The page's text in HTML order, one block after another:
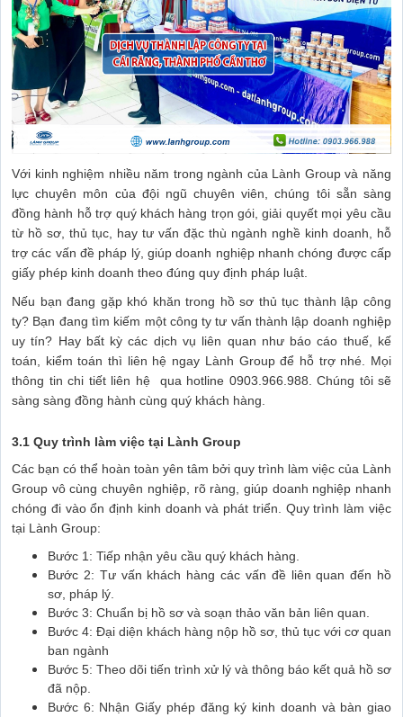
Với kinh nghiệm nhiều năm trong ngành của Lành Group và năng
lực chuyên môn của đội ngũ chuyên viên, chúng tôi sẵn sàng
đồng hành hỗ trợ quý khách hàng trọn gói, giải quyết mọi yêu cầu
từ hồ sơ, thủ tục, hay tư vấn đặc thù ngành nghề kinh doanh, hỗ
trợ các vấn đề pháp lý, giúp doanh nghiệp nhanh chóng được cấp
giấy phép kinh doanh theo đúng quy định pháp luật.
Nếu bạn đang gặp khó khăn trong hồ sơ thủ tục thành lập công
ty? Bạn đang tìm kiếm một công ty tư vấn thành lập doanh nghiệp
uy tín? Hay bất kỳ các dịch vụ liên quan như báo cáo thuế, kế
toán, kiểm toán thì liên hệ ngay Lành Group để hỗ trợ nhé. Mọi
thông tin chi tiết liên hệ qua hotline 0903.966.988. Chúng tôi sẽ
sàng sàng đồng hành cùng quý khách hàng.
3.1 Quy trình làm việc tại Lành Group
Các bạn có thể hoàn toàn yên tâm bởi quy trình làm việc của Lành
Group vô cùng chuyên nghiệp, rõ ràng, giúp doanh nghiệp nhanh
chóng đi vào ổn định kinh doanh và phát triển. Quy trình làm việc
tại Lành Group:
Bước 1: Tiếp nhận yêu cầu quý khách hàng.
Bước 2: Tư vấn khách hàng các vấn đề liên quan đến hồ
sơ, pháp lý.
Bước 3: Chuẩn bị hồ sơ và soạn thảo văn bản liên quan.
Bước 4: Đại diện khách hàng nộp hồ sơ, thủ tục với cơ quan
ban ngành
Bước 5: Theo dõi tiến trình xử lý và thông báo kết quả hồ sơ
đã nộp.
Bước 6: Nhận Giấy phép đăng ký kinh doanh và bàn giao